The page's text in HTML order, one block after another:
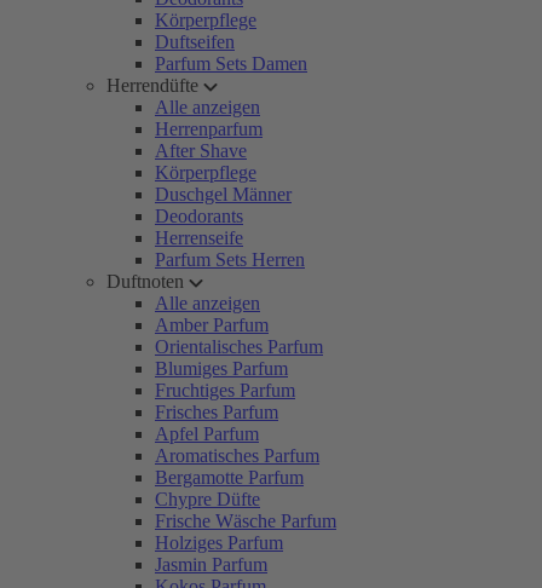
Körperpflege
Duftseifen
Parfum Sets Damen
Herrendüfte
Alle anzeigen
Herrenparfum
After Shave
Körperpflege
Duschgel Männer
Deodorants
Herrenseife
Parfum Sets Herren
Duftnoten
Alle anzeigen
Amber Parfum
Orientalisches Parfum
Blumiges Parfum
Fruchtiges Parfum
Frisches Parfum
Apfel Parfum
Aromatisches Parfum
Bergamotte Parfum
Chypre Düfte
Frische Wäsche Parfum
Holziges Parfum
Jasmin Parfum